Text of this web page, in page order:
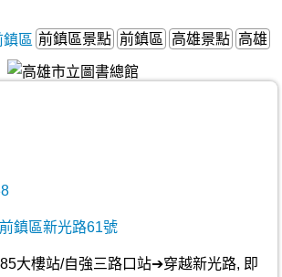
鎮區 前鎮區景點 前鎮區 高雄景點 高雄
鎮區新光路61號
大樓站/自強三路口站➔穿越新光路, 即